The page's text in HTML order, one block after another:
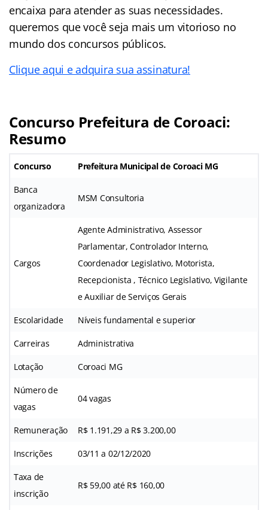
encaixa para atender as suas necessidades.
queremos que você seja mais um vitorioso no
mundo dos concursos públicos.
Clique aqui e adquira sua assinatura!
Concurso Prefeitura de Coroaci:
Resumo
Concurso Prefeitura Municipal de Coroaci MG
Banca
organizadora
MSM Consultoria
Cargos
Agente Administrativo, Assessor
Parlamentar, Controlador Interno,
Coordenador Legislativo, Motorista,
Recepcionista , Técnico Legislativo, Vigilante
e Auxiliar de Serviços Gerais
Escolaridade Níveis fundamental e superior
Carreiras Administrativa
Lotação Coroaci MG
Número de
vagas
04 vagas
Remuneração R$ 1.191,29 a R$ 3.200,00
Inscrições 03/11 a 02/12/2020
Taxa de
inscrição
R$ 59,00 até R$ 160,00